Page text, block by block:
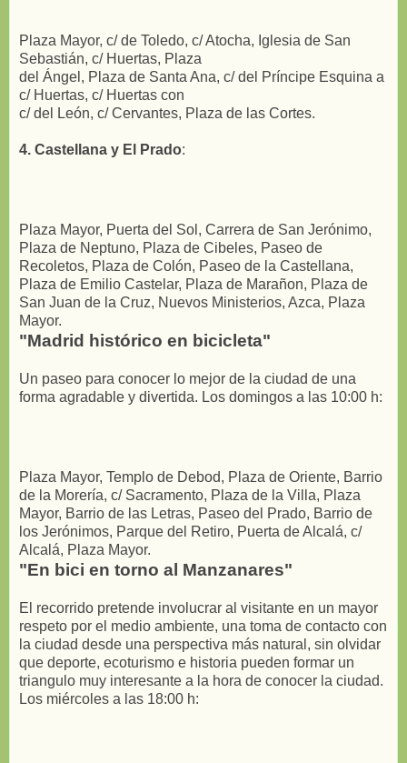
Plaza Mayor, c/ de Toledo, c/ Atocha, Iglesia de San
Sebastián, c/ Huertas, Plaza
del Ángel, Plaza de Santa Ana, c/ del Príncipe Esquina a
c/ Huertas, c/ Huertas con
c/ del León, c/ Cervantes, Plaza de las Cortes.
4. Castellana y El Prado:
Plaza Mayor, Puerta del Sol, Carrera de San Jerónimo,
Plaza de Neptuno, Plaza de Cibeles, Paseo de
Recoletos, Plaza de Colón, Paseo de la Castellana,
Plaza de Emilio Castelar, Plaza de Marañon, Plaza de
San Juan de la Cruz, Nuevos Ministerios, Azca, Plaza
Mayor.
"Madrid histórico en bicicleta"
Un paseo para conocer lo mejor de la ciudad de una
forma agradable y divertida. Los domingos a las 10:00 h:
Plaza Mayor, Templo de Debod, Plaza de Oriente, Barrio
de la Morería, c/ Sacramento, Plaza de la Villa, Plaza
Mayor, Barrio de las Letras, Paseo del Prado, Barrio de
los Jerónimos, Parque del Retiro, Puerta de Alcalá, c/
Alcalá, Plaza Mayor.
"En bici en torno al Manzanares"
El recorrido pretende involucrar al visitante en un mayor
respeto por el medio ambiente, una toma de contacto con
la ciudad desde una perspectiva más natural, sin olvidar
que deporte, ecoturismo e historia pueden formar un
triangulo muy interesante a la hora de conocer la ciudad.
Los miércoles a las 18:00 h: